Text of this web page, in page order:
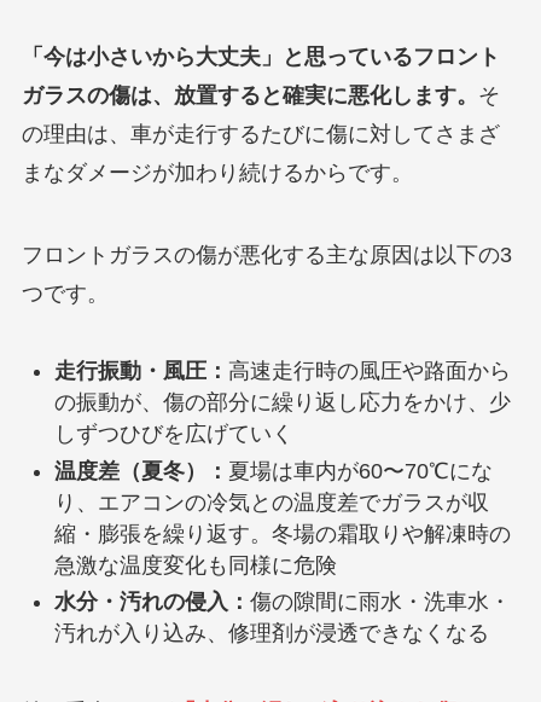
「今は小さいから大丈夫」と思っているフロント
ガラスの傷は、放置すると確実に悪化します。 そ
の理由は、車が走行するたびに傷に対してさまざ
まなダメージが加わり続けるからです。
フロントガラスの傷が悪化する主な原因は以下の3
つです。
走行振動・風圧： 高速走行時の風圧や路面から
の振動が、傷の部分に繰り返し応力をかけ、少
しずつひびを広げていく
温度差（夏冬）： 夏場は車内が60〜70℃にな
り、エアコンの冷気との温度差でガラスが収
縮・膨張を繰り返す。冬場の霜取りや解凍時の
急激な温度変化も同様に危険
水分・汚れの侵入： 傷の隙間に雨水・洗車水・
汚れが入り込み、修理剤が浸透できなくなる